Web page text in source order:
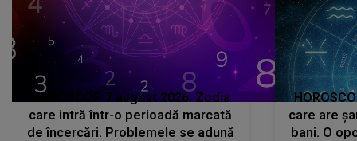
HOROSCOP 7 august 2026. Zodia
care intră într-o perioadă marcată
de încercări. Problemele se adună
care are
bani. O